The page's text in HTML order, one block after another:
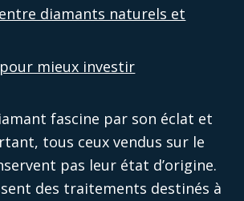
diamants naturels et
mieux investir
fascine par son éclat et
tous ceux vendus sur le
pas leur état d’origine.
des traitements destinés à